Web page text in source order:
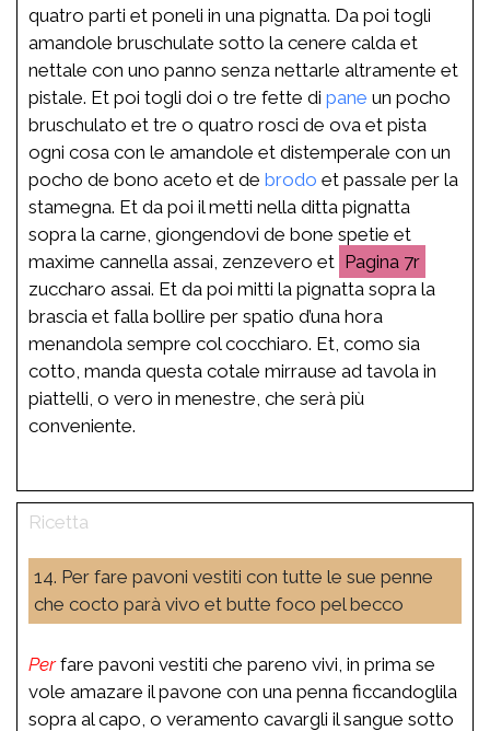
quatro parti et poneli in una pignatta. Da poi togli
amandole bruschulate sotto la cenere calda et
nettale con uno panno senza nettarle altramente et
pistale. Et poi togli doi o tre fette di pane un pocho
bruschulato et tre o quatro rosci de ova et pista
ogni cosa con le amandole et distemperale con un
pocho de bono aceto et de brodo et passale per la
stamegna. Et da poi il metti nella ditta pignatta
sopra la carne, giongendovi de bone spetie et
maxime cannella assai, zenzevero et
7r
zuccharo assai. Et da poi mitti la pignatta sopra la
brascia et falla bollire per spatio d’una hora
menandola sempre col cocchiaro. Et, como sia
cotto, manda questa cotale mirrause ad tavola in
piattelli, o vero in menestre, che serà più
conveniente.
14. Per fare pavoni vestiti con tutte le sue penne
che cocto parà vivo et butte foco pel becco
Perfare pavoni vestiti che pareno vivi, in prima se
vole amazare il pavone con una penna ficcandoglila
sopra al capo, o veramento cavargli il sangue sotto